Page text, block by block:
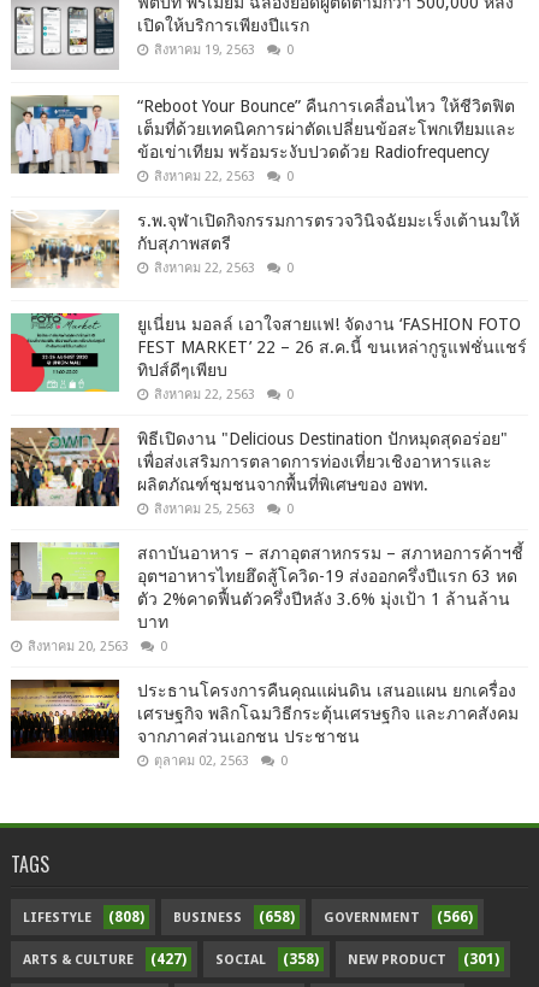
เปิดให้บริการเพียงปีแรก
สิงหาคม 19, 2563 0
“Reboot Your Bounce” คืนการเคลื่อนไหว ให้ชีวิตฟิต
เต็มที่ด้วยเทคนิคการผ่าตัดเปลี่ยนข้อสะโพกเทียมและ
ข้อเข่าเทียม พร้อมระงับปวดด้วย Radiofrequency
สิงหาคม 22, 2563 0
ร.พ.จุฬาเปิดกิจกรรมการตรวจวินิจฉัยมะเร็งเต้านมให้
กับสุภาพสตรี
สิงหาคม 22, 2563 0
ยูเนี่ยน มอลล์ เอาใจสายแฟ! จัดงาน ‘FASHION FOTO
FEST MARKET’ 22 – 26 ส.ค.นี้ ขนเหล่ากูรูแฟชั่นแชร์
ทิปส์ดีๆเพียบ
สิงหาคม 22, 2563 0
พิธีเปิดงาน "Delicious Destination ปักหมุดสุดอร่อย"
เพื่อส่งเสริมการตลาดการท่องเที่ยวเชิงอาหารและ
ผลิตภัณฑ์ชุมชนจากพื้นที่พิเศษของ อพท.
สิงหาคม 25, 2563 0
สถาบันอาหาร – สภาอุตสาหกรรม – สภาหอการค้าฯชี้
อุตฯอาหารไทยฮึดสู้โควิด-19 ส่งออกครึ่งปีแรก 63 หด
ตัว 2%คาดฟื้นตัวครึ่งปีหลัง 3.6% มุ่งเป้า 1 ล้านล้าน
บาท
สิงหาคม 20, 2563 0
ประธานโครงการคืนคุณแผ่นดิน เสนอแผน ยกเครื่อง
เศรษฐกิจ พลิกโฉมวิธีกระตุ้นเศรษฐกิจ และภาคสังคม
จากภาคส่วนเอกชน ประชาชน
ตุลาคม 02, 2563 0
TAGS
LIFESTYLE (808) BUSINESS (658) GOVERNMENT (566)
ARTS & CULTURE (427) SOCIAL (358) NEW PRODUCT (301)